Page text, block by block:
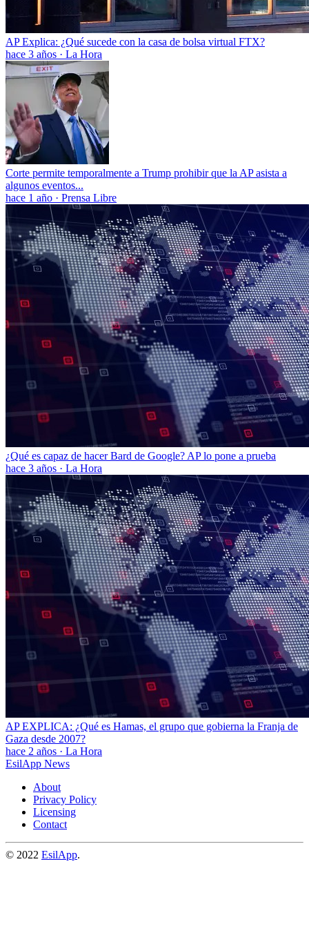
AP Explica: ¿Qué sucede con la casa de bolsa virtual FTX?
hace 3 años · La Hora
Corte permite temporalmente a Trump prohibir que la AP asista a
algunos eventos...
hace 1 año · Prensa Libre
¿Qué es capaz de hacer Bard de Google? AP lo pone a prueba
hace 3 años · La Hora
AP EXPLICA: ¿Qué es Hamas, el grupo que gobierna la Franja de
Gaza desde 2007?
hace 2 años · La Hora
EsilApp News
About
Privacy Policy
Licensing
Contact
© 2022 EsilApp.